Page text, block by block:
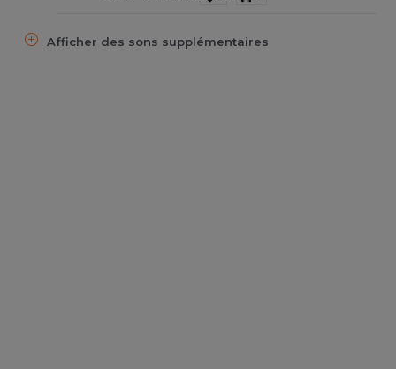
Afficher des sons supplémentaires